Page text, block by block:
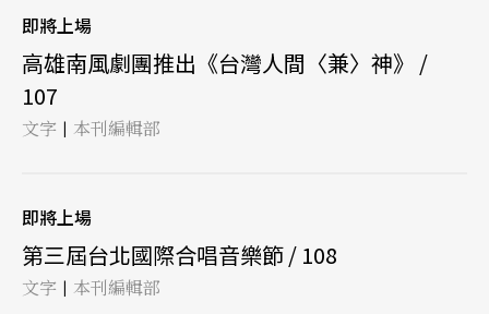
即將上場
高雄南風劇團推出《台灣人間〈兼〉神》 /
107
文字 | 本刊編輯部
即將上場
第三屆台北國際合唱音樂節 / 108
文字 | 本刊編輯部